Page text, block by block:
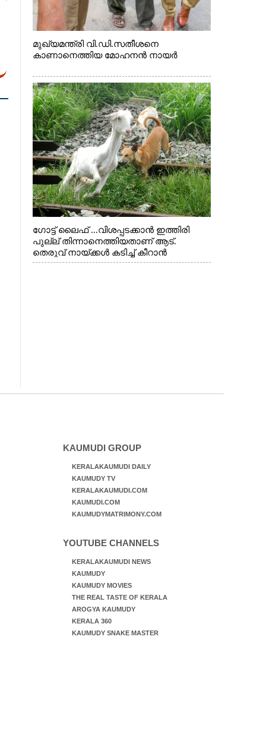
മുഖ്യമന്ത്രി വി.ഡി.സതീശനെ
കാണാനെത്തിയ മോഹനൻ നായർ
ഗോട്ട് ലൈഫ് ...വിശപ്പടക്കാൻ ഇത്തിരി
പുല്ല് തിന്നാനെത്തിയതാണ് ആട്.
തെരുവ് നായ്ക്കൾ കടിച്ച് കീറാൻ
വന്നതോടെ വയറിന്റെ ആന്തൽ മറന്ന്
KAUMUDI GROUP
KERALAKAUMUDI DAILY
KAUMUDY TV
KERALAKAUMUDI.COM
KAUMUDI.COM
KAUMUDYMATRIMONY.COM
YOUTUBE CHANNELS
KERALAKAUMUDI NEWS
KAUMUDY
KAUMUDY MOVIES
THE REAL TASTE OF KERALA
AROGYA KAUMUDY
KERALA 360
KAUMUDY SNAKE MASTER